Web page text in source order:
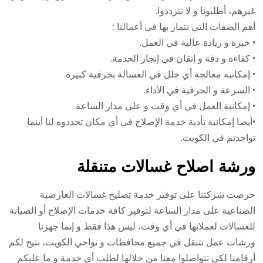
غيرهم، أطلبونا و لا تترددوا.
أهم الصفات التي نتماز بها في أعمالنا :
• خبرة و ريادة عالية في العمل.
• كفاءة و دقة و إتقان في إنجاز الخدمة.
• إمكانية معالجة أي خلل في الغسالة بحرفية كبيرة.
• السرعة و الحرفية في الأداء.
• إمكانية العمل في أي وقت و على مدار الساعة.
•أيضا إمكانية تأدية خدمة الإصلاح في أي مكان تحددوه لنا أينما
تواجدتم في الكويت.
ورشة اصلاح غسالات متنقلة
حرصت شركتنا على توفير خدمة تصليح غسالات العارضية
الصناعية على مدار الساعة لتوفير كافة خدمات الإصلاح أو الصيانة
للغسالات لعملائها في أي وقت، ليس هذا فقط و إنما جهزنا
ورشات عمل تتنقل في جميع محافظات و نواحي الكويت، نتيح لكم
أرقامنا لكي تتواصلوا معنا من خلالها لطلب أي خدمة و ما عليكم